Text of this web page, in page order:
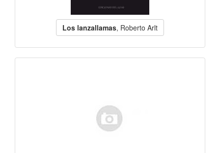
Los lanzallamas, Roberto Arlt